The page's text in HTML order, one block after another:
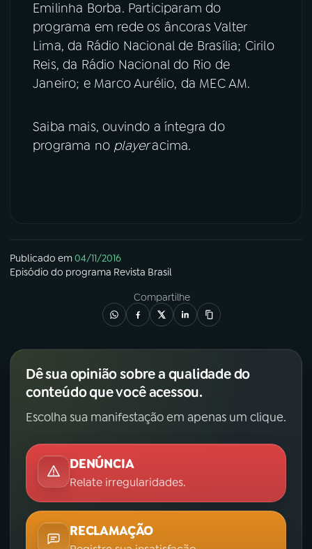
Emilinha Borba. Participaram do
programa em rede os âncoras Valter
Lima, da Rádio Nacional de Brasília; Cirilo
Reis, da Rádio Nacional do Rio de
Janeiro; e Marco Aurélio, da MEC AM.
Saiba mais, ouvindo a íntegra do
programa no playeracima.
Publicado em04/11/2016
Episódio do programa Revista Brasil
Compartilhe
Dê sua opinião sobre a qualidade do
conteúdo que você acessou.
Escolha sua manifestação em apenas um clique.
DENÚNCIA
Relate irregularidades.
RECLAMAÇÃO